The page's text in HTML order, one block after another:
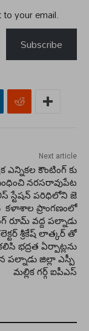
your email.
Subscribe
Next article
ఎన్నికల కౌంటింగ్ కు
నరసరావుపేట
స్టేషన్ పరిధిలోని జె
ప్రాంగణంలో
రూమ్ వద్ద పల్నాడు
శ్రీకేష్ లాత్కర్ తో
భద్రత ఏర్పాట్లను
పల్నాడు జిల్లా ఎస్పీ
మల్లిక గర్గ్ ఐపీఎస్